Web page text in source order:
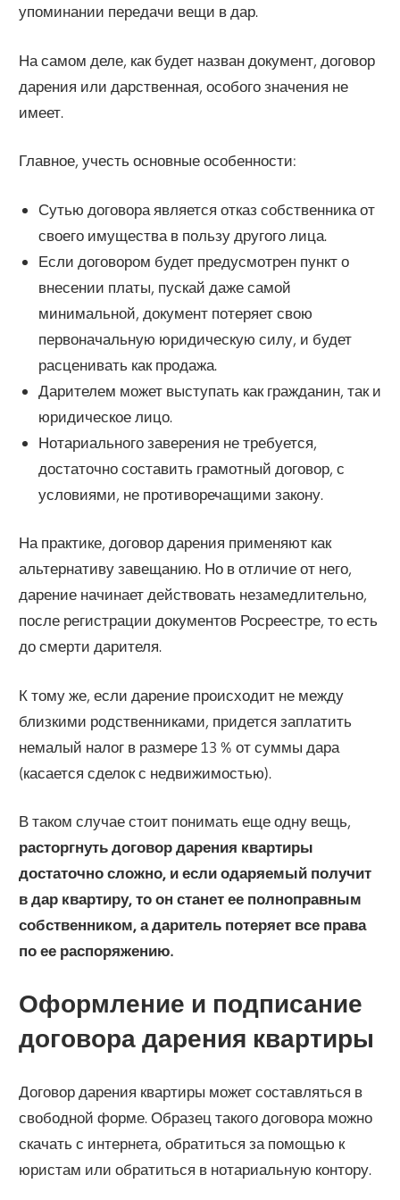
упоминании передачи вещи в дар.
На самом деле, как будет назван документ, договор
дарения или дарственная, особого значения не
имеет.
Главное, учесть основные особенности:
Сутью договора является отказ собственника от
своего имущества в пользу другого лица.
Если договором будет предусмотрен пункт о
внесении платы, пускай даже самой
минимальной, документ потеряет свою
первоначальную юридическую силу, и будет
расценивать как продажа.
Дарителем может выступать как гражданин, так и
юридическое лицо.
Нотариального заверения не требуется,
достаточно составить грамотный договор, с
условиями, не противоречащими закону.
На практике, договор дарения применяют как
альтернативу завещанию. Но в отличие от него,
дарение начинает действовать незамедлительно,
после регистрации документов Росреестре, то есть
до смерти дарителя.
К тому же, если дарение происходит не между
близкими родственниками, придется заплатить
немалый налог в размере 13 % от суммы дара
(касается сделок с недвижимостью).
В таком случае стоит понимать еще одну вещь,
расторгнуть договор дарения квартиры
достаточно сложно, и если одаряемый получит
в дар квартиру, то он станет ее полноправным
собственником, а даритель потеряет все права
по ее распоряжению.
Оформление и подписание
договора дарения квартиры
Договор дарения квартиры может составляться в
свободной форме. Образец такого договора можно
скачать с интернета, обратиться за помощью к
юристам или обратиться в нотариальную контору.